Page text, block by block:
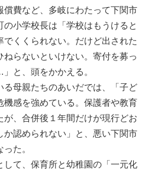
費など、多岐にわたって下関市
小学校長は「学校はもうけると
でくくられない。だけど出された
らないといけない。寄付を募っ
と、頭をかかえる。
母親たちのあいだでは、「子ど
機感を強めている。保護者や教育
が、合併後１年間だけが現行どお
か認められない」と、悪い下関市
た。
て、保育所と幼稚園の「一元化